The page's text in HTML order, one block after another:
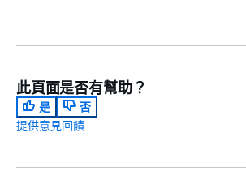
此頁面是否有幫助？
是
否
提供意見回饋